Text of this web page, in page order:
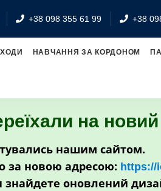
+38 098 355 61 99 +38
НАВЧАННЯ ЗА КОРДОНОМ
на
нашим сайтом.
за новою адресою: https://
знайдете оновлений